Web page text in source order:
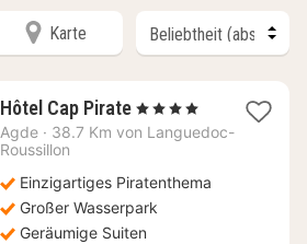
Karte
Hôtel Cap Pirate1
Nacht
€
, 4 Sterne
Agde · 38.7 Km von Languedoc-
Roussillon
Einzigartiges Piratenthema
Großer Wasserpark
Geräumige Suiten